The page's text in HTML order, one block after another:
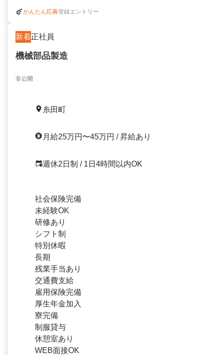
かんたん応募登録エントリー
新着正社員
機械部品製造
非公開
糸田町
月給25万円〜45万円 / 昇給あり
週休2日制 / 1日4時間以内OK
社会保険完備
未経験OK
研修あり
シフト制
特別休暇
長期
残業手当あり
交通費支給
雇用保険完備
厚生年金加入
寮完備
制服貸与
休憩室あり
WEB面接OK